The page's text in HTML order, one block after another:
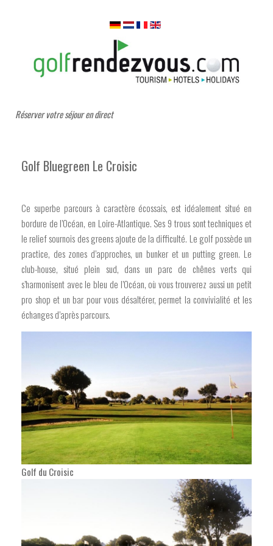
Réserver votre séjour en direct
Golf Bluegreen Le Croisic
Ce superbe parcours à caractère écossais, est idéalement situé en
bordure de l’Océan, en Loire-Atlantique. Ses 9 trous sont techniques et
le relief sournois des greens ajoute de la difficulté. Le golf possède un
practice, des zones d’approches, un bunker et un putting green. Le
club-house, situé plein sud, dans un parc de chênes verts qui
s’harmonisent avec le bleu de l’Océan, où vous trouverez aussi un petit
pro shop et un bar pour vous désaltérer, permet la convivialité et les
échanges d’après parcours.
Golf du Croisic